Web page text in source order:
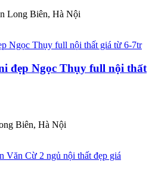
Long Biên, Hà Nội
đẹp Ngọc Thụy full nội thất
Biên, Hà Nội